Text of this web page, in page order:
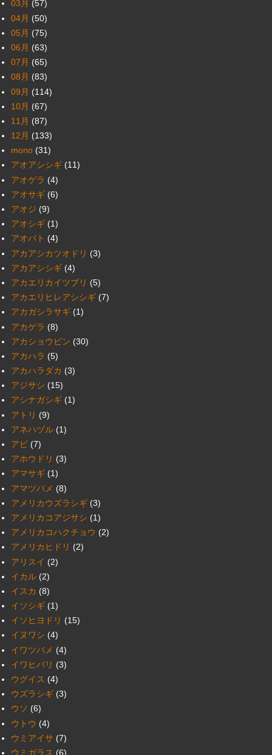
03月 (57)
04月 (50)
05月 (75)
06月 (63)
07月 (65)
08月 (83)
09月 (114)
10月 (67)
11月 (87)
12月 (133)
mono (31)
アオアシシギ (11)
アオゲラ (4)
アオサギ (6)
アオジ (9)
アオシギ (1)
アオバト (4)
アカアシカツオドリ (3)
アカアシシギ (4)
アカエリカイツブリ (5)
アカエリヒレアシシギ (7)
アカガシラサギ (1)
アカゲラ (8)
アカショウビン (30)
アカハラ (5)
アカハラダカ (3)
アジサシ (15)
アシナガシギ (1)
アトリ (9)
アネハヅル (1)
アビ (7)
アホウドリ (3)
アマサギ (1)
アマツバメ (8)
アメリカウズラシギ (3)
アメリカコアジサシ (1)
アメリカコハクチョウ (2)
アメリカヒドリ (2)
アリスイ (2)
イカル (2)
イスカ (8)
イソシギ (1)
イソヒヨドリ (15)
イヌワシ (4)
イワツバメ (4)
イワヒバリ (3)
ウグイス (4)
ウズラシギ (3)
ウソ (6)
ウトウ (4)
ウミアイサ (7)
ウミガラス (6)